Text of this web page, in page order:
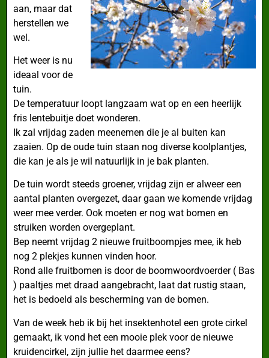
aan, maar dat
herstellen we
wel.
Het weer is nu
ideaal voor de
tuin.
De temperatuur loopt langzaam wat op en een heerlijk
fris lentebuitje doet wonderen.
Ik zal vrijdag zaden meenemen die je al buiten kan
zaaien. Op de oude tuin staan nog diverse koolplantjes,
die kan je als je wil natuurlijk in je bak planten.
De tuin wordt steeds groener, vrijdag zijn er alweer een
aantal planten overgezet, daar gaan we komende vrijdag
weer mee verder. Ook moeten er nog wat bomen en
struiken worden overgeplant.
Bep neemt vrijdag 2 nieuwe fruitboompjes mee, ik heb
nog 2 plekjes kunnen vinden hoor.
Rond alle fruitbomen is door de boomwoordvoerder ( Bas
) paaltjes met draad aangebracht, laat dat rustig staan,
het is bedoeld als bescherming van de bomen.
Van de week heb ik bij het insektenhotel een grote cirkel
gemaakt, ik vond het een mooie plek voor de nieuwe
kruidencirkel, zijn jullie het daarmee eens?